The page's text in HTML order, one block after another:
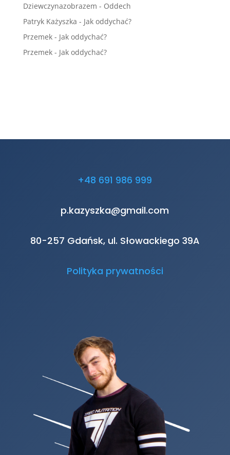
Dziewczynazobrazem - Oddech
Patryk Każyszka - Jak oddychać?
Przemek- Jak oddychać?
Przemek- Jak oddychać?
+48 691 986 999
p.kazyszka@gmail.com
80-257 Gdańsk, ul. Słowackiego 39A
Polityka prywatności